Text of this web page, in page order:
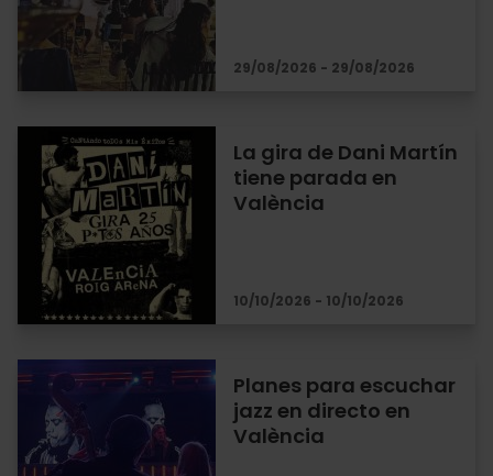
29/08/2026 - 29/08/2026
La gira de Dani Martín
tiene parada en
València
10/10/2026 - 10/10/2026
Planes para escuchar
jazz en directo en
València